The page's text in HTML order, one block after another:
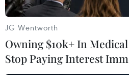
JG Wentworth
Owning $10k+ In
Stop Paying Interest